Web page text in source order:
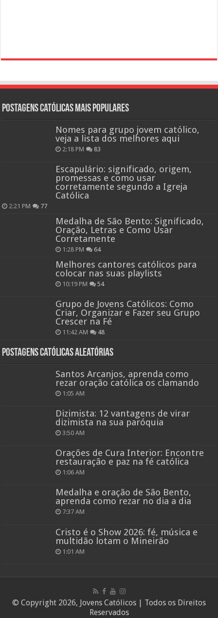
Postagens católicas mais Populares
Nomes para grupo jovem católico,
veja a lista dos melhores aqui
2:18 PM 83
Escapulário: significado, origem,
promessas e como usar
corretamente segundo a Igreja
Católica
2:21 PM 77
Medalha de São Bento: Significado,
Oração, Letras e Como Usar
Corretamente
1:28 PM 64
Melhores cantores católicos para
colocar nas suas playlists
10:19 PM 54
Grupo de Jovens Católicos: Como
Criar, Organizar e Fazer seu Grupo
Crescer na Fé
11:42 AM 48
Postagens católicas aleatórias
Santos Arcanjos, aprenda como
rezar oração católica os clamando
1:05 AM
Dizimista: 12 vantagens de virar
dizimista na sua paróquia
3:50 AM
Orações de Cura Interior: Encontre
restauração e paz na fé católica
1:06 AM
Medalha e oração de São Bento,
aprenda como rezar no dia a dia
7:37 AM
Cristo é o Show 2026: fé, música e
multidão lotam o Mineirão
1:01 AM
© Copyright 2026, Jovens Católicos | Todos os Direitos
Reservados